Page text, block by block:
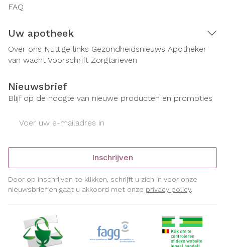
FAQ
Uw apotheek
Over ons Nuttige links Gezondheidsnieuws Apotheker
van wacht Voorschrift Zorgtarieven
Nieuwsbrief
Blijf op de hoogte van nieuwe producten en promoties
Inschrijven
Door op inschrijven te klikken, schrijft u zich in voor onze
nieuwsbrief en gaat u akkoord met onze privacy policy.